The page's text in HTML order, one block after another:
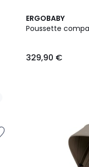
ERGOBABY
Poussette
329,90 €